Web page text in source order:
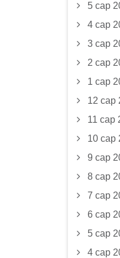
5 сар
4 сар
3 сар
2 сар
1 сар
12 сар
11 сар
10 сар
9 сар
8 сар
7 сар
6 сар
5 сар
4 сар